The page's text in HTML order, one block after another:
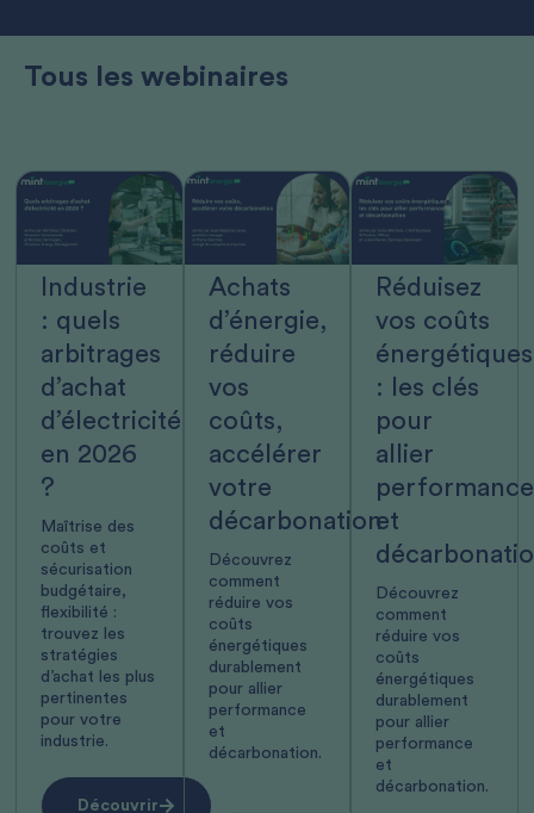
Tous les webinaires
Industrie
: quels
arbitrages
d’achat
d’électricité
en 2026
?
Maîtrise des
coûts et
sécurisation
budgétaire,
flexibilité :
trouvez les
stratégies
d’achat les plus
pertinentes
pour votre
industrie.
Découvrir
Achats
d’énergie,
réduire
vos
coûts,
accélérer
votre
décarbonation
Découvrez
comment
réduire vos
coûts
énergétiques
durablement
pour allier
performance
et
décarbonation.
Réduisez
vos coûts
énergétiques
: les clés
pour
allier
performance
et
Découvrez
comment
réduire vos
coûts
énergétiques
durablement
pour allier
performance
et
décarbonation.